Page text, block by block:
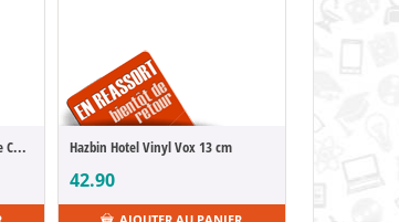
Hazbin Hotel porte-clés peluche Charlie 13 cm Hazbin Hotel Vinyl Vox 13 cm
42.90